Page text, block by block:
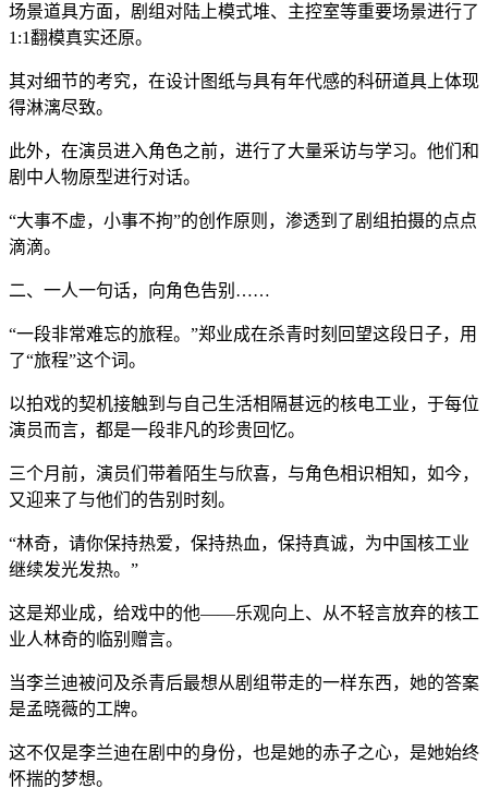
场景道具方面，剧组对陆上模式堆、主控室等重要场景进行了
1:1翻模真实还原。
其对细节的考究，在设计图纸与具有年代感的科研道具上体现
得淋漓尽致。
此外，在演员进入角色之前，进行了大量采访与学习。他们和
剧中人物原型进行对话。
“大事不虚，小事不拘”的创作原则，渗透到了剧组拍摄的点点
滴滴。
二、一人一句话，向角色告别……
“一段非常难忘的旅程。”郑业成在杀青时刻回望这段日子，用
了“旅程”这个词。
以拍戏的契机接触到与自己生活相隔甚远的核电工业，于每位
演员而言，都是一段非凡的珍贵回忆。
三个月前，演员们带着陌生与欣喜，与角色相识相知，如今，
又迎来了与他们的告别时刻。
“林奇，请你保持热爱，保持热血，保持真诚，为中国核工业
继续发光发热。”
这是郑业成，给戏中的他——乐观向上、从不轻言放弃的核工
业人林奇的临别赠言。
当李兰迪被问及杀青后最想从剧组带走的一样东西，她的答案
是孟晓薇的工牌。
这不仅是李兰迪在剧中的身份，也是她的赤子之心，是她始终
怀揣的梦想。